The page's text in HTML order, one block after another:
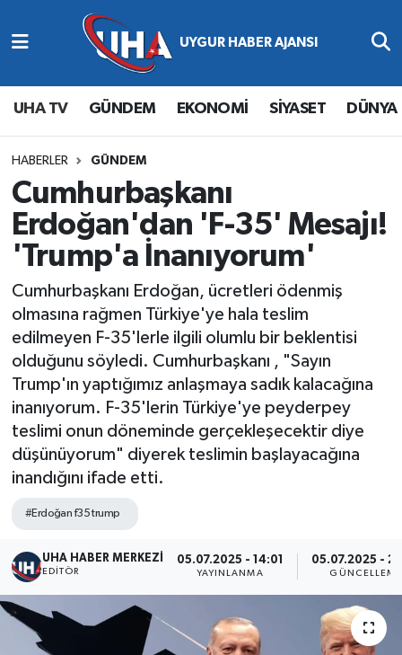
UHA TV GÜNDEM EKONOMİ SİYASET DÜNYA
HABERLER GÜNDEM
Cumhurbaşkanı
Erdoğan'dan 'F-35' Mesajı!
'Trump'a İnanıyorum'
Cumhurbaşkanı Erdoğan, ücretleri ödenmiş
olmasına rağmen Türkiye'ye hala teslim
edilmeyen F-35'lerle ilgili olumlu bir beklentisi
olduğunu söyledi. Cumhurbaşkanı , "Sayın
Trump'ın yaptığımız anlaşmaya sadık kalacağına
inanıyorum. F-35'lerin Türkiye'ye peyderpey
teslimi onun döneminde gerçekleşecektir diye
düşünüyorum" diyerek teslimin başlayacağına
inandığını ifade etti.
#Erdoğan f35 trump
UHA HABER MERKEZİ
EDITÖR
05.07.2025 - 14:01
YAYINLANMA
05.07.2025 -
GÜNCELLEME
Abone Ol
Gündem
Ekonomi
Magazin
Siyaset
Spor
Yaşam
Nöbetçi Eczaneler
Hava Durumu
Namaz Vakitleri
Trafik Durumu
Süper Lig Puan Durumu ve Fikstür
Tüm Manşetler
Son Dakika Haberleri
Haber Arşivi